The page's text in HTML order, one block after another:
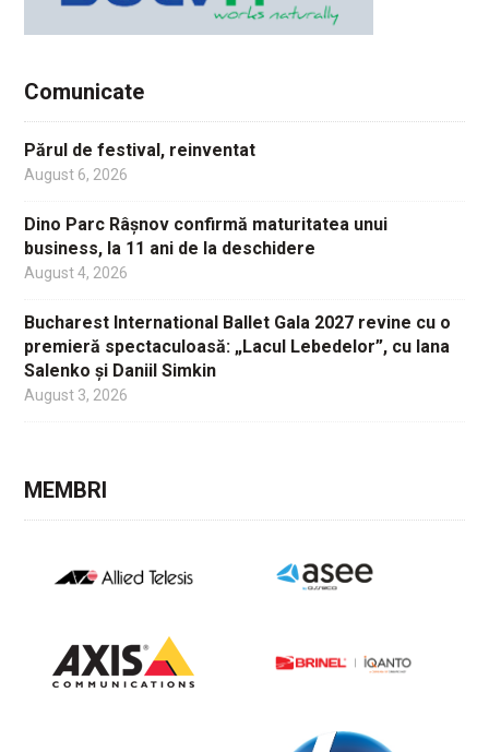
Comunicate
Părul de festival, reinventat
August 6, 2026
Dino Parc Râșnov confirmă maturitatea unui
business, la 11 ani de la deschidere
August 4, 2026
Bucharest International Ballet Gala 2027 revine cu o
premieră spectaculoasă: „Lacul Lebedelor”, cu Iana
Salenko și Daniil Simkin
August 3, 2026
MEMBRI